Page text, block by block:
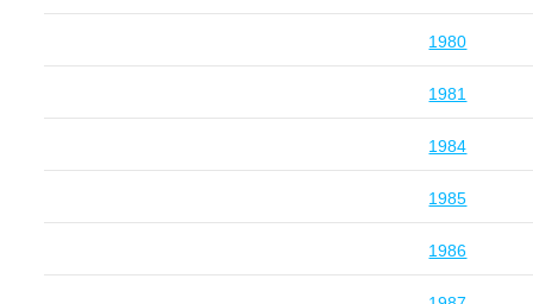
1980
1981
1984
1985
1986